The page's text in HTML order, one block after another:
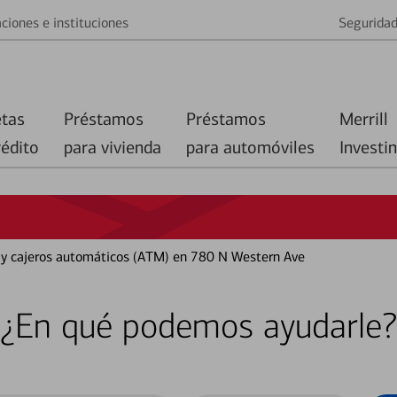
e instituciones Seguridad
Préstamos
para vivienda
Préstamos
para automóviles
Merrill
cajeros automáticos (ATM) en 780 N Western Ave
¿En qué podemos ayudarle?